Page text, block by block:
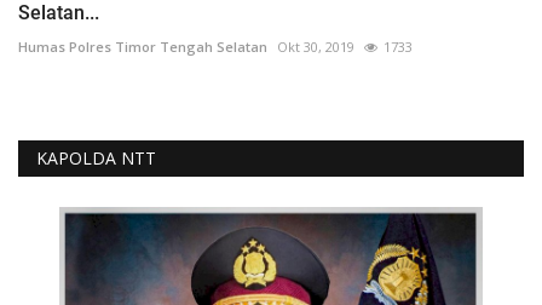
Selatan...
Humas Polres Timor Tengah Selatan Okt 30, 2019 1733
KAPOLDA NTT